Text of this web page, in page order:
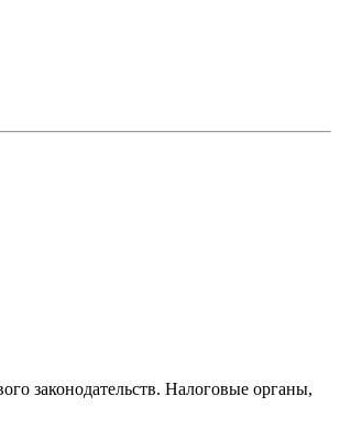
законодательств. Налоговые органы,